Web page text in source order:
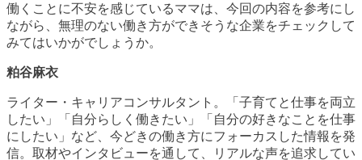
働くことに不安を感じているママは、今回の内容を参考にし
ながら、無理のない働き方ができそうな企業をチェックして
みてはいかがでしょうか。
粕谷麻衣
ライター・キャリアコンサルタント。「子育てと仕事を両立
したい」「自分らしく働きたい」「自分の好きなことを仕事
にしたい」など、今どきの働き方にフォーカスした情報を発
信。取材やインタビューを通して、リアルな声を追求してい